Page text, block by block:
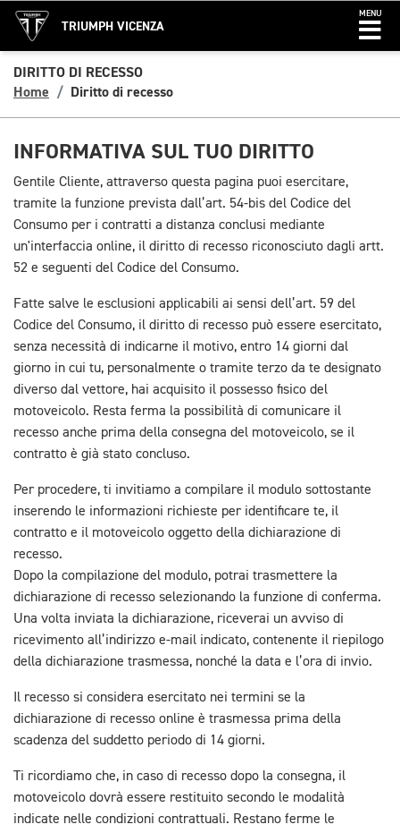
TRIUMPH VICENZA
MENU
DIRITTO DI RECESSO
Home
Diritto di recesso
INFORMATIVA SUL TUO DIRITTO
Gentile Cliente, attraverso questa pagina puoi esercitare,
tramite la funzione prevista dall’art. 54-bis del Codice del
Consumo per i contratti a distanza conclusi mediante
un'interfaccia online, il diritto di recesso riconosciuto dagli artt.
52 e seguenti del Codice del Consumo.
Fatte salve le esclusioni applicabili ai sensi dell’art. 59 del
Codice del Consumo, il diritto di recesso può essere esercitato,
senza necessità di indicarne il motivo, entro 14 giorni dal
giorno in cui tu, personalmente o tramite terzo da te designato
diverso dal vettore, hai acquisito il possesso fisico del
motoveicolo. Resta ferma la possibilità di comunicare il
recesso anche prima della consegna del motoveicolo, se il
contratto è già stato concluso.
Per procedere, ti invitiamo a compilare il modulo sottostante
inserendo le informazioni richieste per identificare te, il
contratto e il motoveicolo oggetto della dichiarazione di
recesso.
Dopo la compilazione del modulo, potrai trasmettere la
dichiarazione di recesso selezionando la funzione di conferma.
Una volta inviata la dichiarazione, riceverai un avviso di
ricevimento all’indirizzo e-mail indicato, contenente il riepilogo
della dichiarazione trasmessa, nonché la data e l’ora di invio.
Il recesso si considera esercitato nei termini se la
dichiarazione di recesso online è trasmessa prima della
scadenza del suddetto periodo di 14 giorni.
Ti ricordiamo che, in caso di recesso dopo la consegna, il
motoveicolo dovrà essere restituito secondo le modalità
indicate nelle condizioni contrattuali. Restano ferme le